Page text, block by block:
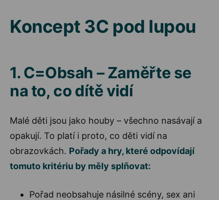
Koncept 3C pod lupou
1. C=Obsah – Zaměřte se
na to, co dítě vidí
Malé děti jsou jako houby – všechno nasávají a
opakují. To platí i proto, co děti vidí na
obrazovkách. Pořady a hry, které odpovídají
tomuto kritériu by měly splňovat:
Pořad neobsahuje násilné scény, sex ani